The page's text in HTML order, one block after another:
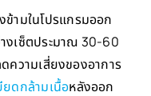
ามในโปรแกรมออก
งเซ็ตประมาณ 30-60
ความเสี่ยงของอาการ
ยดกล้ามเนื้อหลังออก